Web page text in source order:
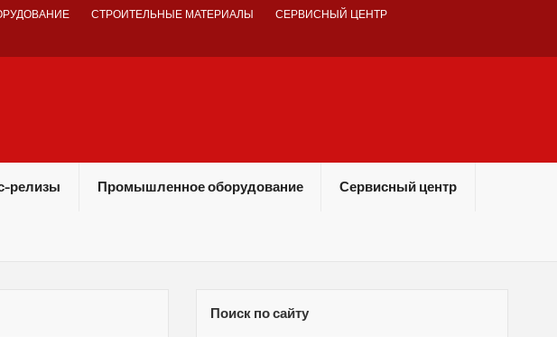
СТРОИТЕЛЬНЫЕ МАТЕРИАЛЫ СЕРВИСНЫЙ ЦЕНТР
релизы Промышленное оборудование Сервисный центр
Поиск по сайту